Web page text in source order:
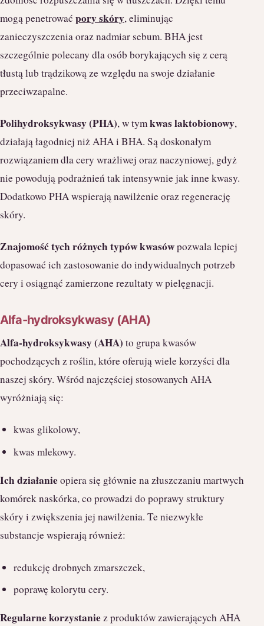
mogą penetrować pory skóry, eliminując
zanieczyszczenia oraz nadmiar sebum. BHA jest
szczególnie polecany dla osób borykających się z cerą
tłustą lub trądzikową ze względu na swoje działanie
przeciwzapalne.
Polihydroksykwasy (PHA), w tymkwas laktobionowy,
działają łagodniej niż AHA i BHA. Są doskonałym
rozwiązaniem dla cery wrażliwej oraz naczyniowej, gdyż
nie powodują podrażnień tak intensywnie jak inne kwasy.
Dodatkowo PHA wspierają nawilżenie oraz regenerację
skóry.
Znajomość tych różnych typów kwasówpozwala lepiej
dopasować ich zastosowanie do indywidualnych potrzeb
cery i osiągnąć zamierzone rezultaty w pielęgnacji.
Alfa-hydroksykwasy (AHA)
Alfa-hydroksykwasy (AHA) to grupa kwasów
pochodzących z roślin, które oferują wiele korzyści dla
naszej skóry. Wśród najczęściej stosowanych AHA
wyróżniają się:
kwas glikolowy,
kwas mlekowy.
Ich działanieopiera się głównie na złuszczaniu martwych
komórek naskórka, co prowadzi do poprawy struktury
skóry i zwiększenia jej nawilżenia. Te niezwykłe
substancje wspierają również:
redukcję drobnych zmarszczek,
poprawę kolorytu cery.
Regularne korzystaniez produktów zawierających AHA